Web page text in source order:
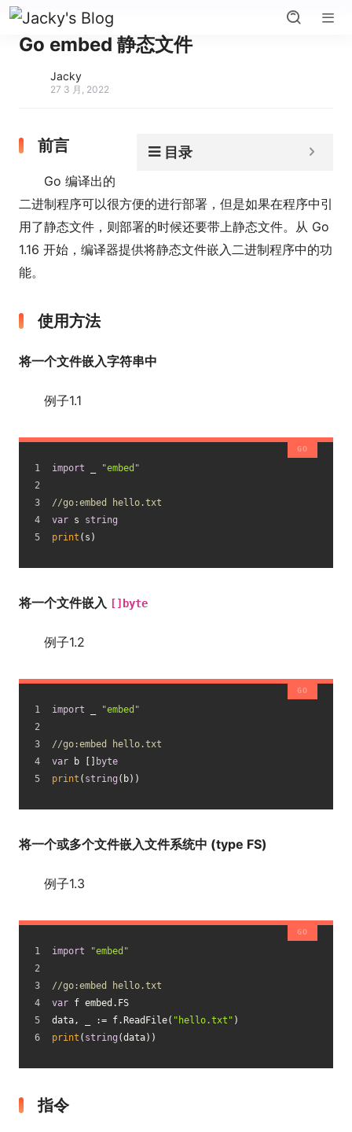
Go embed 静态文件
Jacky
27 3 月, 2022
目录
前言
Go 编译出的
二进制程序可以很方便的进行部署，但是如果在程序中引
用了静态文件，则部署的时候还要带上静态文件。从 Go
1.16 开始，编译器提供将静态文件嵌入二进制程序中的功
能。
使用方法
将一个文件嵌入字符串中
例子1.1
import "embed"
//go:embed hello.txt
var s string
print (s)
将一个文件嵌入 []byte
例子1.2
import "embed"
//go:embed hello.txt
var b []
byte
print ( string (b))
将一个或多个文件嵌入文件系统中 (type FS)
例子1.3
import "embed"
//go:embed hello.txt
var f embed.FS
data, _ := f.ReadFile( "hello.txt" )
print ( string (data))
指令